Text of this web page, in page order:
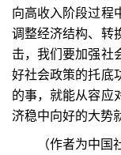
向高收入阶段过程
调整经济结构、转
击，我们要加强社
好社会政策的托底
的事，就能从容应
济稳中向好的大势
（作者为中国社